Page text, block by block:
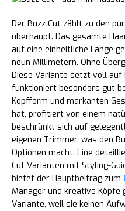
Der Buzz Cut zählt zu den
überhaupt. Das gesamte
auf eine einheitliche Länge
neun Millimetern. Ohne
Diese Variante setzt voll auf
funktioniert besonders gut
Kopfform und markanten
hat, profitiert von einem
beschränkt sich auf
eigenen Trimmer, was den
Optionen macht. Eine
Cut Varianten mit Styling-
bietet der Hauptbeitrag zum
Manager und kreative
Variante, weil sie keinen